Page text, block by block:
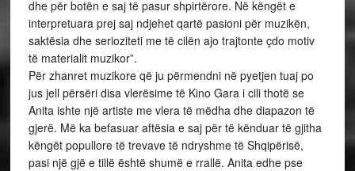
dhe për botën e saj të pasur shpirtërore. Në këngët e
interpretuara prej saj ndjehet qartë pasioni për muzikën,
saktësia dhe serioziteti me të cilën ajo trajtonte çdo motiv
të materialit muzikor”.
Për zhanret muzikore që ju përmendni në pyetjen tuaj po
jus jell përsëri disa vlerësime të Kino Gara i cili thotë se
Anita ishte një artiste me vlera të mëdha dhe diapazon të
gjerë. Më ka befasuar aftësia e saj për të kënduar të gjitha
këngët popullore të trevave të ndryshme të Shqipërisë,
pasi një gjë e tillë është shumë e rrallë. Anita edhe pse